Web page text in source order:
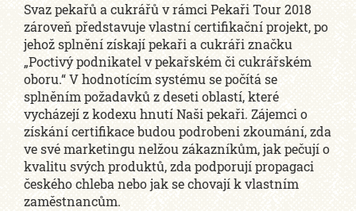
Svaz pekařů a cukrářů v rámci Pekaři Tour 2018
zároveň představuje vlastní certifikační projekt, po
jehož splnění získají pekaři a cukráři značku
„Poctivý podnikatel v pekařském či cukrářském
oboru.“ V hodnotícím systému se počítá se
splněním požadavků z deseti oblastí, které
vycházejí z kodexu hnutí Naši pekaři. Zájemci o
získání certifikace budou podrobeni zkoumání, zda
ve své marketingu nelžou zákazníkům, jak pečují o
kvalitu svých produktů, zda podporují propagaci
českého chleba nebo jak se chovají k vlastním
zaměstnancům.